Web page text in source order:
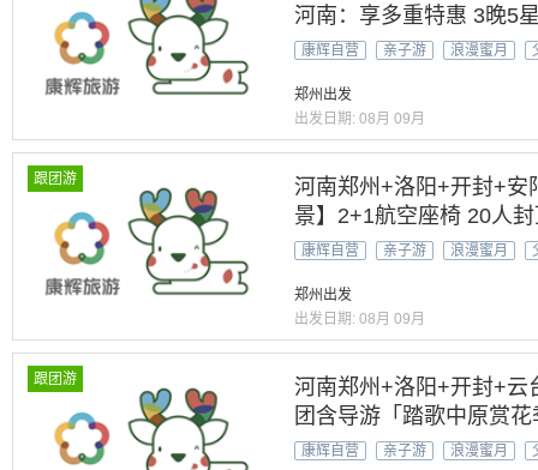
河南：享多重特惠 3晚5
上河园+挂壁公路+云台
康辉自营 亲子游 浪漫蜜月
郑州出发
出发日期: 08月 09月
跟团游
河南郑州+洛阳+开封+安
景】2+1航空座椅 20人
菜』【全景河南&世遗
康辉自营 亲子游 浪漫蜜月
郑州出发
出发日期: 08月 09月
跟团游
河南郑州+洛阳+开封+云
团含导游「踏歌中原赏
龙门/隋唐洛阳城
康辉自营 亲子游 浪漫蜜月